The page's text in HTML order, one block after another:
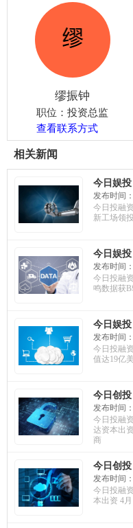
缪振钟
职位：投资总监
查看联系方式
相关新闻
今日娱
资，创新
个超级
科宝医
发布时间
今日投融
新工场领
今日娱
领域，医
冕财经
达6000
发布时间
今日投融
鸣数据获
今日娱投
投后估值
源获千
发；面
发布时间
今日投融
值达19亿
今日创
资，毅达
亿元融
模；云
基金出资
发布时间
今日投融
达资本出
商
今日创
春晓资本
万融资
获A轮融
发布时间
今日投融
本出资 4